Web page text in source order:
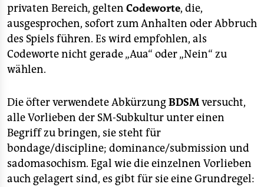
privaten Bereich, gelten Codeworte, die,
ausgesprochen, sofort zum Anhalten oder Abbruch
des Spiels führen. Es wird empfohlen, als
Codeworte nicht gerade „Aua“ oder „Nein“ zu
wählen.
Die öfter verwendete AbkürzungBDSMversucht,
alle Vorlieben der SM-Subkultur unter einen
Begriff zu bringen, sie steht für
bondage/discipline; dominance/submission und
sadomasochism. Egal wie die einzelnen Vorlieben
auch gelagert sind, es gibt für sie eine Grundregel: